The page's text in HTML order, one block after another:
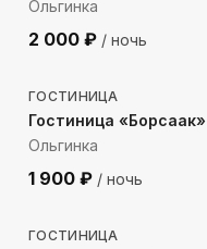
Ольгинка
2 000 ₽ / ночь
545м до моря
ГОСТИНИЦА
Гостиница «Борсаак»
Ольгинка
1 900 ₽ / ночь
122м до моря
ГОСТИНИЦА